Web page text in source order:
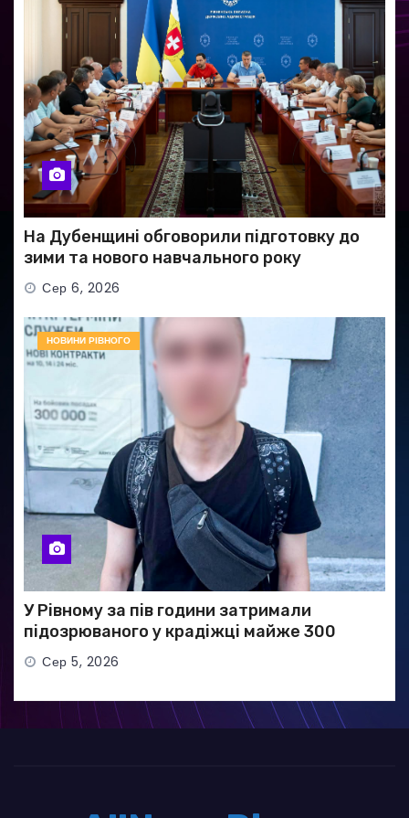
На Дубенщині обговорили підготовку до
зими та нового навчального року
Сер 6, 2026
НОВИНИ РІВНОГО
У Рівному за пів години затримали
підозрюваного у крадіжці майже 300
тисяч гривень
Сер 5, 2026